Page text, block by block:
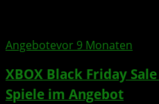
Angebotevor 9 Monaten
XBOX Black Friday
Spiele im Angebot